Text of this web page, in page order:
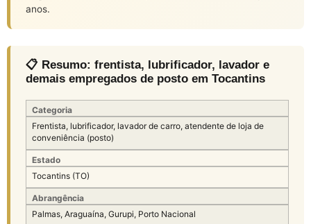
anos.
📋 Resumo: frentista, lubrificador, lavador e
demais empregados de posto em Tocantins
Categoria
Frentista, lubrificador, lavador de carro, atendente de loja de
conveniência (posto)
Estado
Tocantins (TO)
Abrangência
Palmas, Araguaína, Gurupi, Porto Nacional